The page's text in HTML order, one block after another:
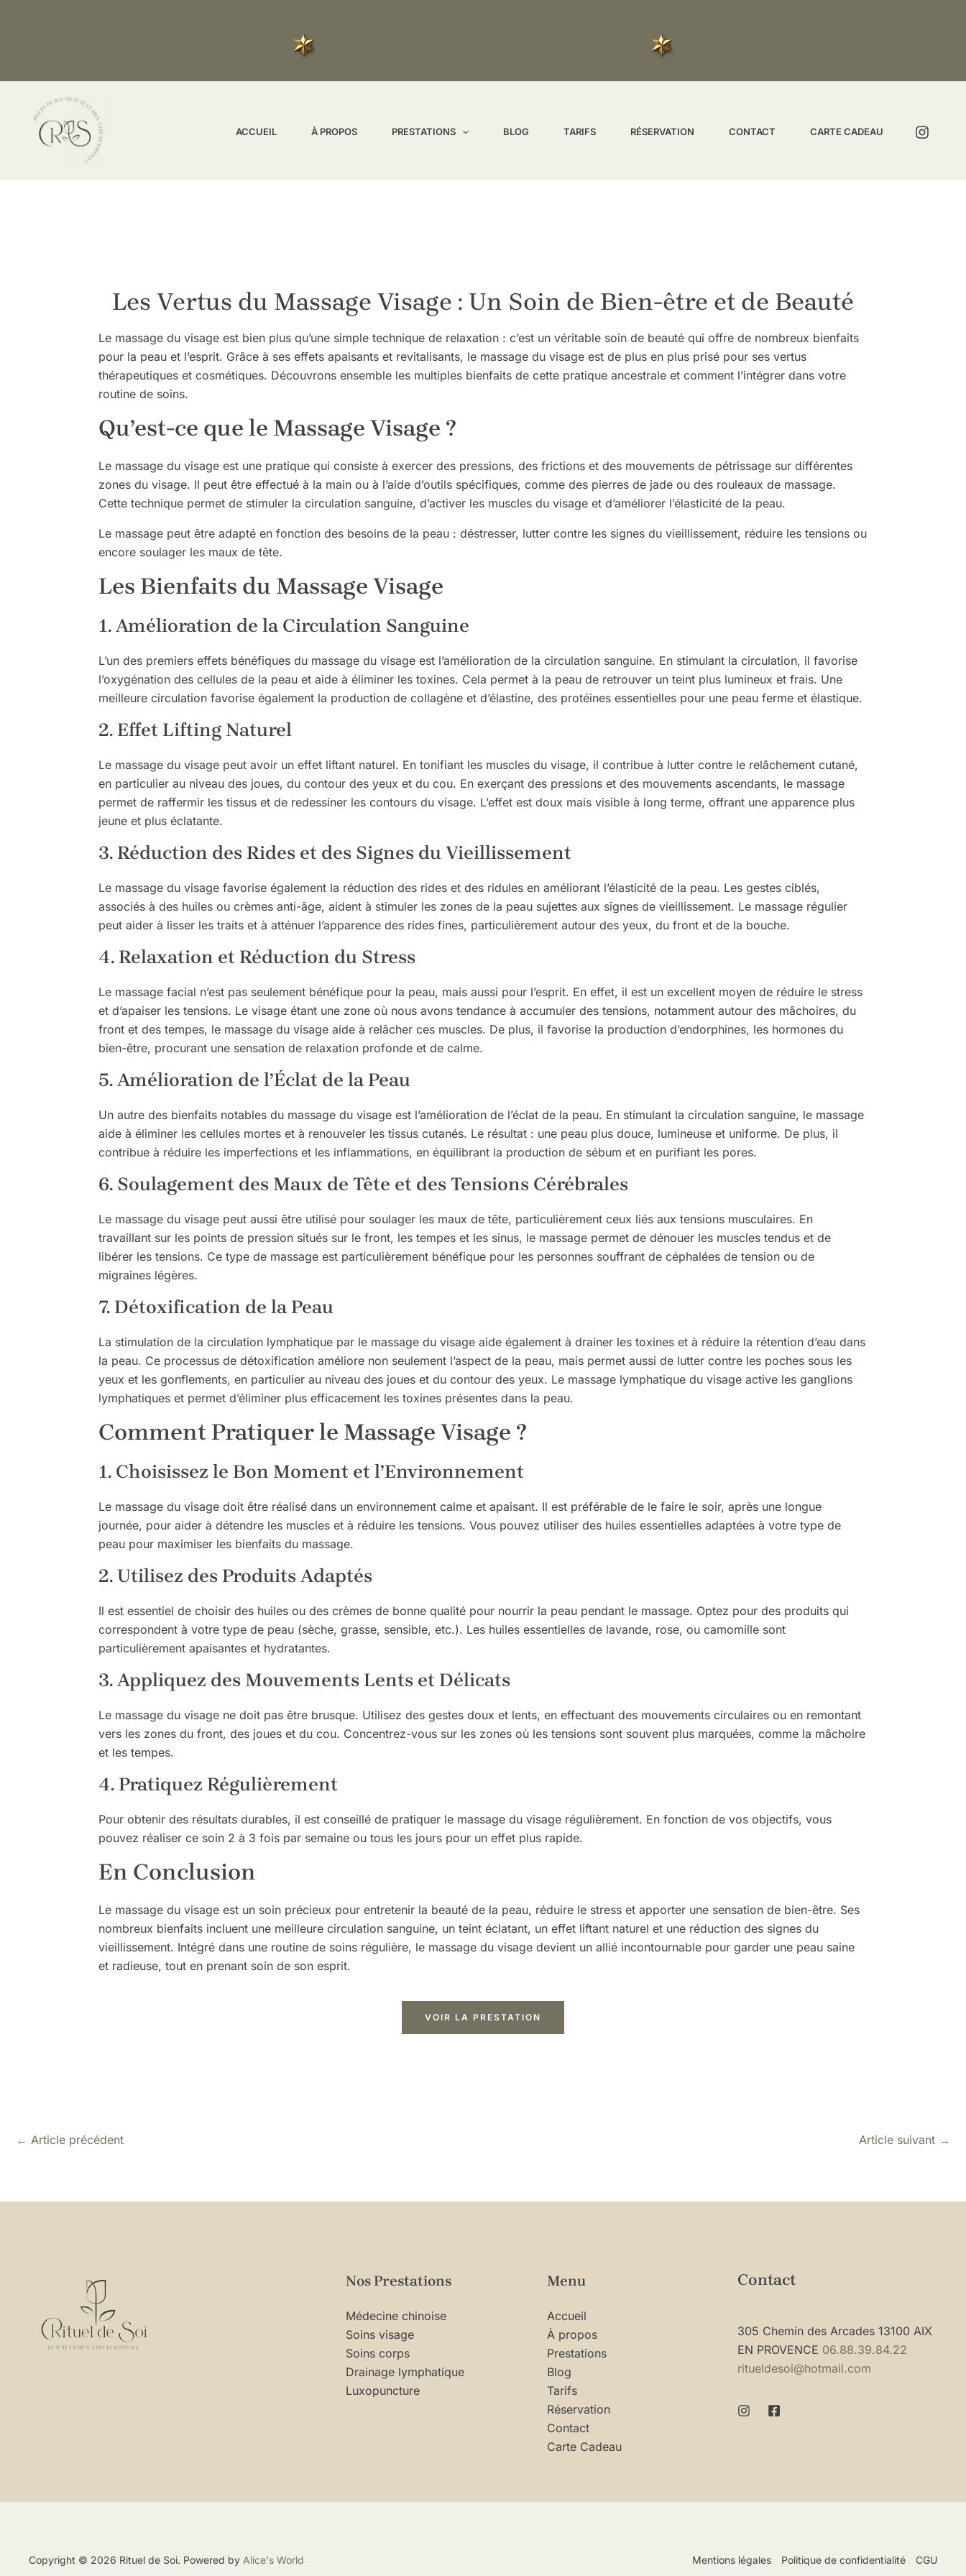
ACCUEIL À PROPOS PRESTATIONS BLOG TARIFS RÉSERVATION CONTACT CARTE CADEAU
Les Vertus du Massage Visage : Un Soin de Bien-être et de Beauté
Le massage du visage est bien plus qu’une simple technique de relaxation : c’est un véritable soin de beauté qui offre de nombreux bienfaits
pour la peau et l’esprit. Grâce à ses effets apaisants et revitalisants, le massage du visage est de plus en plus prisé pour ses vertus
thérapeutiques et cosmétiques. Découvrons ensemble les multiples bienfaits de cette pratique ancestrale et comment l’intégrer dans votre
routine de soins.
Qu’est-ce que le Massage Visage ?
Le massage du visage est une pratique qui consiste à exercer des pressions, des frictions et des mouvements de pétrissage sur différentes
zones du visage. Il peut être effectué à la main ou à l’aide d’outils spécifiques, comme des pierres de jade ou des rouleaux de massage.
Cette technique permet de stimuler la circulation sanguine, d’activer les muscles du visage et d’améliorer l’élasticité de la peau.
Le massage peut être adapté en fonction des besoins de la peau : déstresser, lutter contre les signes du vieillissement, réduire les tensions ou
encore soulager les maux de tête.
Les Bienfaits du Massage Visage
1. Amélioration de la Circulation Sanguine
L’un des premiers effets bénéfiques du massage du visage est l’amélioration de la circulation sanguine. En stimulant la circulation, il favorise
l’oxygénation des cellules de la peau et aide à éliminer les toxines. Cela permet à la peau de retrouver un teint plus lumineux et frais. Une
meilleure circulation favorise également la production de collagène et d’élastine, des protéines essentielles pour une peau ferme et élastique.
2. Effet Lifting Naturel
Le massage du visage peut avoir un effet liftant naturel. En tonifiant les muscles du visage, il contribue à lutter contre le relâchement cutané,
en particulier au niveau des joues, du contour des yeux et du cou. En exerçant des pressions et des mouvements ascendants, le massage
permet de raffermir les tissus et de redessiner les contours du visage. L’effet est doux mais visible à long terme, offrant une apparence plus
jeune et plus éclatante.
3. Réduction des Rides et des Signes du Vieillissement
Le massage du visage favorise également la réduction des rides et des ridules en améliorant l’élasticité de la peau. Les gestes ciblés,
associés à des huiles ou crèmes anti-âge, aident à stimuler les zones de la peau sujettes aux signes de vieillissement. Le massage régulier
peut aider à lisser les traits et à atténuer l’apparence des rides fines, particulièrement autour des yeux, du front et de la bouche.
4. Relaxation et Réduction du Stress
Le massage facial n’est pas seulement bénéfique pour la peau, mais aussi pour l’esprit. En effet, il est un excellent moyen de réduire le stress
et d’apaiser les tensions. Le visage étant une zone où nous avons tendance à accumuler des tensions, notamment autour des mâchoires, du
front et des tempes, le massage du visage aide à relâcher ces muscles. De plus, il favorise la production d’endorphines, les hormones du
bien-être, procurant une sensation de relaxation profonde et de calme.
5. Amélioration de l’Éclat de la Peau
Un autre des bienfaits notables du massage du visage est l’amélioration de l’éclat de la peau. En stimulant la circulation sanguine, le massage
aide à éliminer les cellules mortes et à renouveler les tissus cutanés. Le résultat : une peau plus douce, lumineuse et uniforme. De plus, il
contribue à réduire les imperfections et les inflammations, en équilibrant la production de sébum et en purifiant les pores.
6. Soulagement des Maux de Tête et des Tensions Cérébrales
Le massage du visage peut aussi être utilisé pour soulager les maux de tête, particulièrement ceux liés aux tensions musculaires. En
travaillant sur les points de pression situés sur le front, les tempes et les sinus, le massage permet de dénouer les muscles tendus et de
libérer les tensions. Ce type de massage est particulièrement bénéfique pour les personnes souffrant de céphalées de tension ou de
migraines légères.
7. Détoxification de la Peau
La stimulation de la circulation lymphatique par le massage du visage aide également à drainer les toxines et à réduire la rétention d’eau dans
la peau. Ce processus de détoxification améliore non seulement l’aspect de la peau, mais permet aussi de lutter contre les poches sous les
yeux et les gonflements, en particulier au niveau des joues et du contour des yeux. Le massage lymphatique du visage active les ganglions
lymphatiques et permet d’éliminer plus efficacement les toxines présentes dans la peau.
Comment Pratiquer le Massage Visage ?
1. Choisissez le Bon Moment et l’Environnement
Le massage du visage doit être réalisé dans un environnement calme et apaisant. Il est préférable de le faire le soir, après une longue
journée, pour aider à détendre les muscles et à réduire les tensions. Vous pouvez utiliser des huiles essentielles adaptées à votre type de
peau pour maximiser les bienfaits du massage.
2. Utilisez des Produits Adaptés
Il est essentiel de choisir des huiles ou des crèmes de bonne qualité pour nourrir la peau pendant le massage. Optez pour des produits qui
correspondent à votre type de peau (sèche, grasse, sensible, etc.). Les huiles essentielles de lavande, rose, ou camomille sont
particulièrement apaisantes et hydratantes.
3. Appliquez des Mouvements Lents et Délicats
Le massage du visage ne doit pas être brusque. Utilisez des gestes doux et lents, en effectuant des mouvements circulaires ou en remontant
vers les zones du front, des joues et du cou. Concentrez-vous sur les zones où les tensions sont souvent plus marquées, comme la mâchoire
et les tempes.
4. Pratiquez Régulièrement
Pour obtenir des résultats durables, il est conseillé de pratiquer le massage du visage régulièrement. En fonction de vos objectifs, vous
pouvez réaliser ce soin 2 à 3 fois par semaine ou tous les jours pour un effet plus rapide.
En Conclusion
Le massage du visage est un soin précieux pour entretenir la beauté de la peau, réduire le stress et apporter une sensation de bien-être. Ses
nombreux bienfaits incluent une meilleure circulation sanguine, un teint éclatant, un effet liftant naturel et une réduction des signes du
vieillissement. Intégré dans une routine de soins régulière, le massage du visage devient un allié incontournable pour garder une peau saine
et radieuse, tout en prenant soin de son esprit.
VOIR LA PRESTATION
← Article précédent Article suivant →
Nos Prestations
Médecine chinoise
Soins visage
Soins corps
Drainage lymphatique
Luxopuncture
Menu
Accueil
À propos
Prestations
Blog
Tarifs
Réservation
Contact
Carte Cadeau
Contact
305 Chemin des Arcades 13100 AIX
EN PROVENCE 06.88.39.84.22
ritueldesoi@hotmail.com
Copyright © 2026 Rituel de Soi. Powered by Alice's World Mentions légales Politique de confidentialité CGU